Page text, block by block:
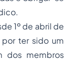
1º de abril de
ter sido um
dos membros